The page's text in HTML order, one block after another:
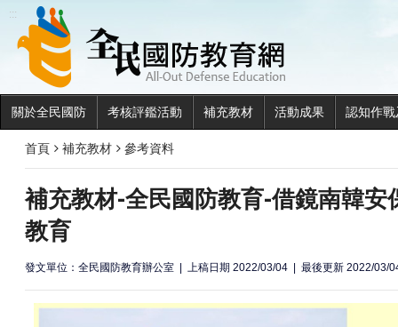
:::
關於全民國防 考核評鑑活動 補充教材 活動成果 認知作
首頁 補充教材 參考資料
補充教材-全民國防教育-借鏡南韓安
教育
發文單位：全民國防教育辦公室 上稿日期 2022/03/04 最後更新 2022/03/